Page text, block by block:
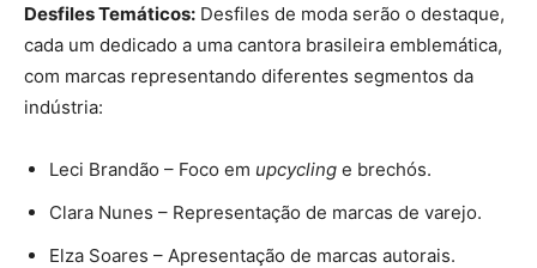
Desfiles Temáticos: Desfiles de moda serão o destaque,
cada um dedicado a uma cantora brasileira emblemática,
com marcas representando diferentes segmentos da
indústria:
Leci Brandão – Foco em upcycling e brechós.
Clara Nunes – Representação de marcas de varejo.
Elza Soares – Apresentação de marcas autorais.